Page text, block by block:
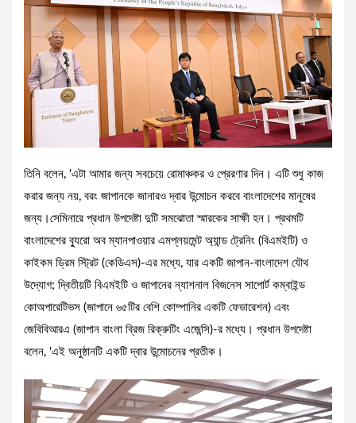
তিনি বলেন, ‘এটা আমার জন্য সবচেয়ে রোমাঞ্চকর ও প্রেরণার দিন। এটি শুধু কাজ
করার জন্য নয়, বরং জাপানকে জানারও দ্বার উন্মোচন করবে বাংলাদেশের মানুষের
জন্য।সেমিনারে প্রধান উপদেষ্টা দুটি সমঝোতা স্মারকের সাক্ষী হন। প্রথমটি
বাংলাদেশের ব্যুরো অব ম্যানপাওয়ার এমপ্লয়মেন্ট অ্যান্ড ট্রেনিং (বিএমইটি) ও
কাইকম ড্রিম স্ট্রিট (কেডিএস)-এর মধ্যে, যার একটি জাপান-বাংলাদেশ যৌথ
উদ্যোগ; দ্বিতীয়টি বিএমইটি ও জাপানের ন্যাশনাল বিজনেস সাপোর্ট কম্বাইন্ড
কোঅপারেটিভস (জাপানে ৬৫টির বেশি কোম্পানির একটি ফেডারেশন) এবং
জেবিবিআরএ (জাপান বাংলা ব্রিজ রিক্রুটিং এজেন্সি)-র মধ্যে। প্রধান উপদেষ্টা
বলেন, ‘এই অনুষ্ঠানটি একটি দ্বার উন্মোচনের প্রতীক।